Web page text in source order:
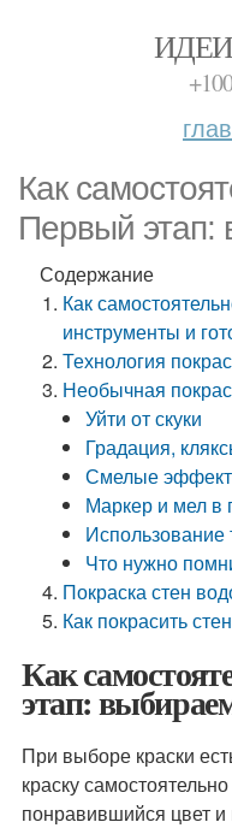
Как
Первый этап:
Содержание
Как
инструменты и
Технология
Необычная
Уйти от скуки
Градация,
Смелые
Маркер и мел в
Использование
Что нужно
Покраска стен
Как покрасить
Как
этап:
При выборе краски
краску
понравившийся цвет и